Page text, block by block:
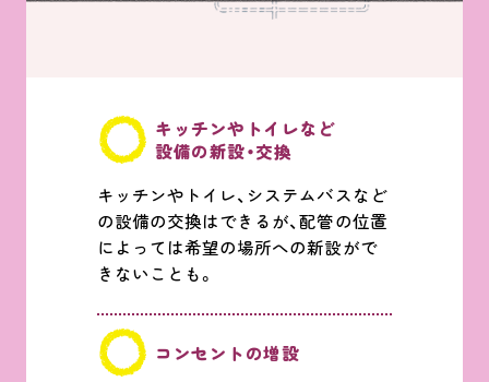
キッチンやトイレなど
設備の新設・交換
キッチンやトイレ、システムバスなど
の設備の交換はできるが、配管の位置
によっては希望の場所への新設がで
きないことも。
コンセントの増設